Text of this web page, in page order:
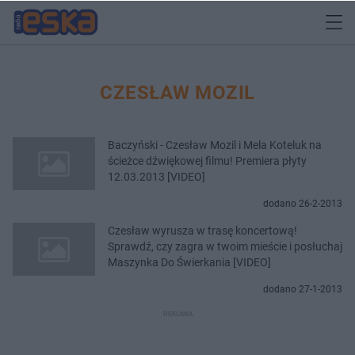
CZESŁAW MOZIL
Baczyński - Czesław Mozil i Mela Koteluk na
ścieżce dźwiękowej filmu! Premiera płyty
12.03.2013 [VIDEO]
dodano 26-2-2013
Czesław wyrusza w trasę koncertową!
Sprawdź, czy zagra w twoim mieście i posłuchaj
Maszynka Do Świerkania [VIDEO]
dodano 27-1-2013